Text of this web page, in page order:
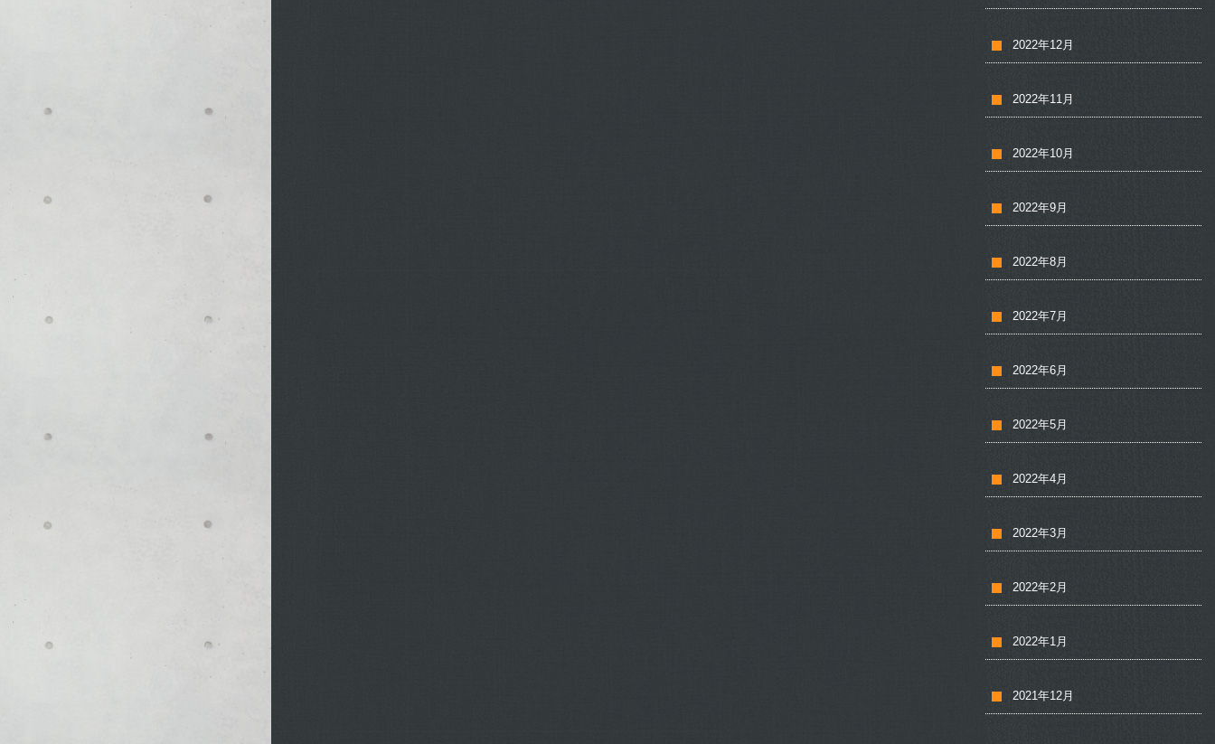
2022年12月
2022年11月
2022年10月
2022年9月
2022年8月
2022年7月
2022年6月
2022年5月
2022年4月
2022年3月
2022年2月
2022年1月
2021年12月